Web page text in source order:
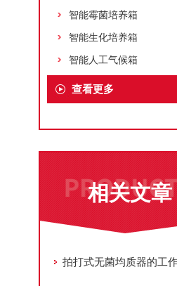
智能霉菌培养箱
智能生化培养箱
智能人工气候箱
查看更多
相关文章